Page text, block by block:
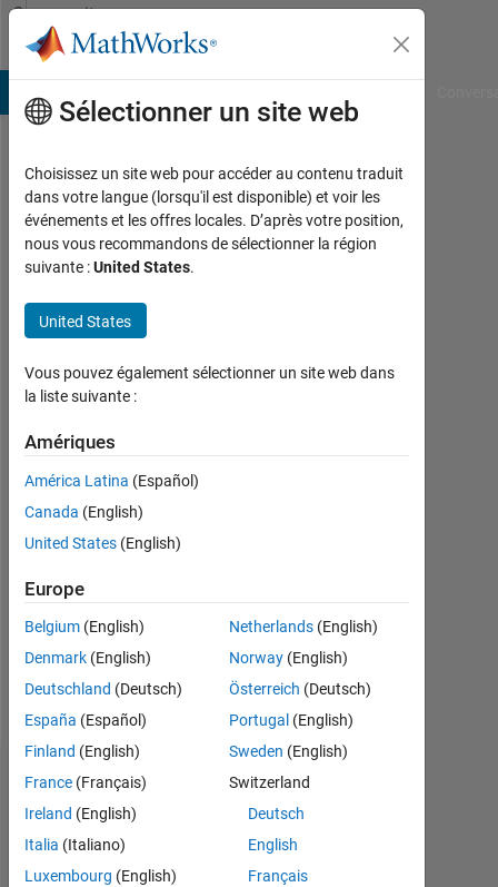
Passer au contenu
Community
Profile
Haizheng
Li
Last
plus
de 5
y a
Actif
depuis
2020
0
Following:
0
Follow
Tableau de bord
Statistiques
MATLAB Answers
Sélectionner un site web
Choisissez un site web pour accéder au contenu traduit
dans votre langue (lorsqu'il est disponible) et voir les
événements et les offres locales. D’après votre position,
nous vous recommandons de sélectionner la région
suivante :United States.
United States
Vous pouvez également sélectionner un site web dans
la liste suivante :
Amériques
América Latina (Español)
Canada (English)
United States (English)
Europe
Belgium (English)
Denmark (English)
Deutschland (Deutsch)
España (Español)
Finland (English)
France (Français)
Ireland (English)
Italia (Italiano)
Luxembourg (English)
Netherlands(English)
Norway(English)
Österreich (Deutsch)
Portugal (English)
Sweden (English)
Switzerland
Deutsch
English
Français